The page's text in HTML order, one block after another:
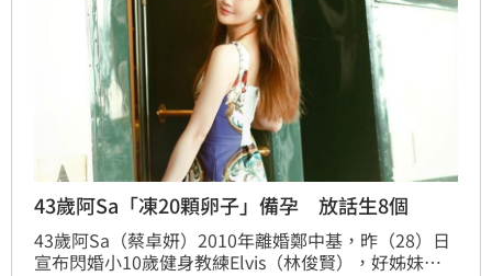
43歲阿Sa「凍20顆卵子」備孕 放話生8個
43歲阿Sa（蔡卓妍）2010年離婚鄭中基，昨（28）日
宣布閃婚小10歲健身教練Elvis（林俊賢），好姊妹阿